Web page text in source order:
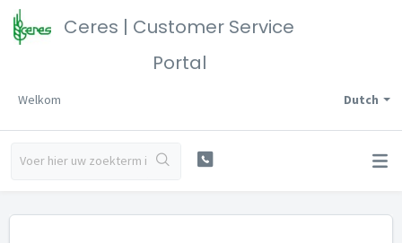
Ceres | Customer Service
Portal
Dutch
Welkom